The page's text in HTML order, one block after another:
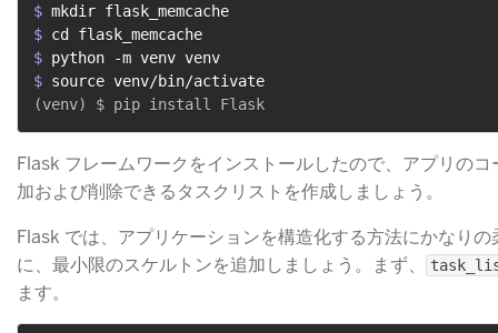
$ mkdir flask_memcache
$ cd flask_memcache
$ python -m venv venv
$ source venv/bin/activate
Flask フレームワークをインストールしたので、アプリの
加および削除できるタスクリストを作成しましょう。
Flask では、アプリケーションを構造化する方法にかなり
に、最小限のスケルトンを追加しましょう。まず、
ます。